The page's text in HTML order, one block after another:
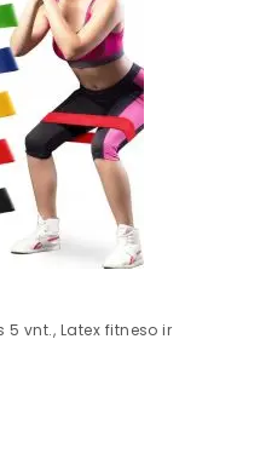
vnt., Latex fitneso ir